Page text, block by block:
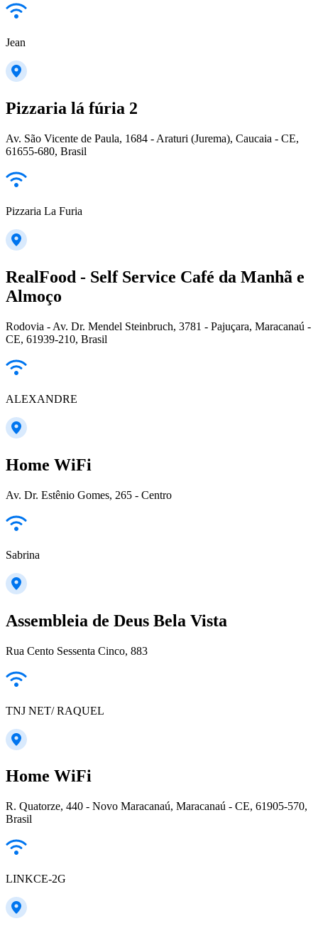
Jean
Pizzaria lá fúria 2
Av. São Vicente de Paula, 1684 - Araturi (Jurema), Caucaia - CE,
61655-680, Brasil
Pizzaria La Furia
RealFood - Self Service Café da Manhã e
Almoço
Rodovia - Av. Dr. Mendel Steinbruch, 3781 - Pajuçara, Maracanaú -
CE, 61939-210, Brasil
ALEXANDRE
Home WiFi
Av. Dr. Estênio Gomes, 265 - Centro
Sabrina
Assembleia de Deus Bela Vista
Rua Cento Sessenta Cinco, 883
TNJ NET/ RAQUEL
Home WiFi
R. Quatorze, 440 - Novo Maracanaú, Maracanaú - CE, 61905-570,
Brasil
LINKCE-2G